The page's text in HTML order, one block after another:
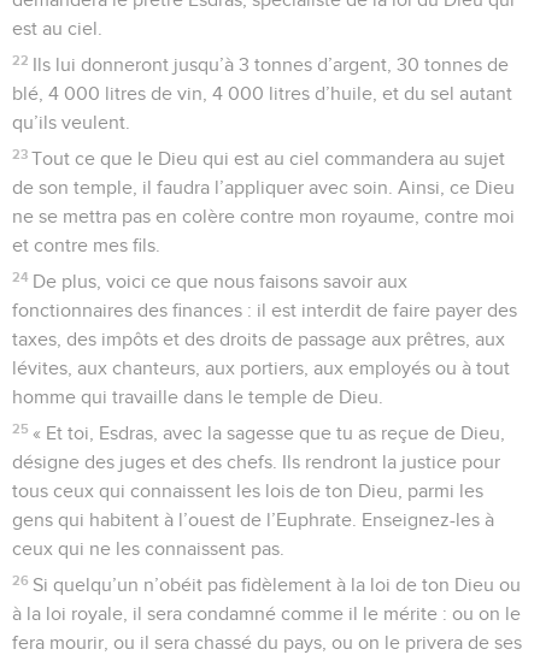
est au ciel.
22 Ils lui donneront jusqu’à 3 tonnes d’argent, 30 tonnes de
blé, 4 000 litres de vin, 4 000 litres d’huile, et du sel autant
qu’ils veulent.
23 Tout ce que le Dieu qui est au ciel commandera au sujet
de son temple, il faudra l’appliquer avec soin. Ainsi, ce Dieu
ne se mettra pas en colère contre mon royaume, contre moi
et contre mes fils.
24 De plus, voici ce que nous faisons savoir aux
fonctionnaires des finances : il est interdit de faire payer des
taxes, des impôts et des droits de passage aux prêtres, aux
lévites, aux chanteurs, aux portiers, aux employés ou à tout
homme qui travaille dans le temple de Dieu.
25 « Et toi, Esdras, avec la sagesse que tu as reçue de Dieu,
désigne des juges et des chefs. Ils rendront la justice pour
tous ceux qui connaissent les lois de ton Dieu, parmi les
gens qui habitent à l’ouest de l’Euphrate. Enseignez-les à
ceux qui ne les connaissent pas.
26 Si quelqu’un n’obéit pas fidèlement à la loi de ton Dieu ou
à la loi royale, il sera condamné comme il le mérite : ou on le
fera mourir, ou il sera chassé du pays, ou on le privera de ses